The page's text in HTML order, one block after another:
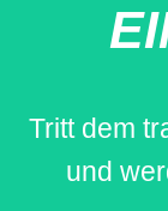
Tritt dem
und